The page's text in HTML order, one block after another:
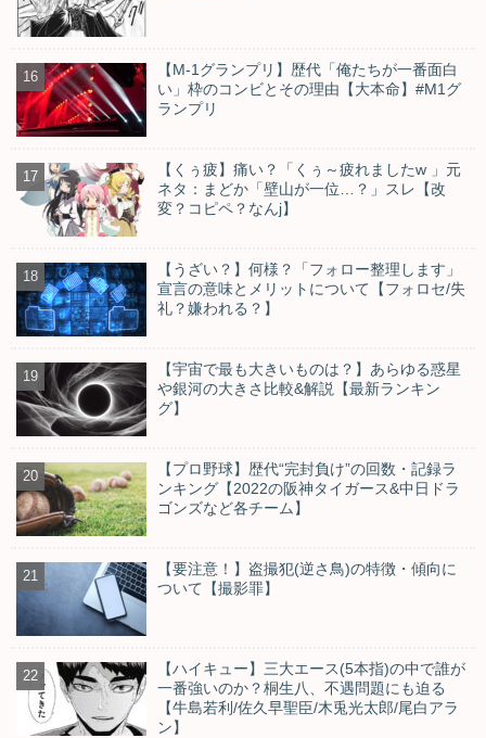
【M-1グランプリ】歴代「俺たちが一番面白
い」枠のコンビとその理由【大本命】#M1グ
ランプリ
【くぅ疲】痛い？「くぅ～疲れましたw 」元
ネタ：まどか「壁山が一位…？」スレ【改
変？コピペ？なんj】
【うざい？】何様？「フォロー整理します」
宣言の意味とメリットについて【フォロセ/失
礼？嫌われる？】
【宇宙で最も大きいものは？】あらゆる惑星
や銀河の大きさ比較&解説【最新ランキン
グ】
【プロ野球】歴代“完封負け”の回数・記録ラ
ンキング【2022の阪神タイガース&中日ドラ
ゴンズなど各チーム】
【要注意！】盗撮犯(逆さ鳥)の特徴・傾向に
ついて【撮影罪】
【ハイキュー】三大エース(5本指)の中で誰が
一番強いのか？桐生八、不遇問題にも迫る
【牛島若利/佐久早聖臣/木兎光太郎/尾白アラ
ン】